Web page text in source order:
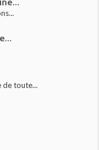
de toute...